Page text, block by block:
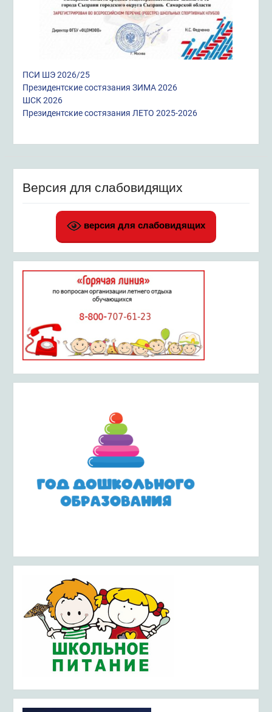
ПСИ ШЭ 2026/25
Президентские состязания ЗИМА 2026
ШСК 2026
Президентские состязания ЛЕТО 2025-2026
Версия для слабовидящих
версия для слабовидящих